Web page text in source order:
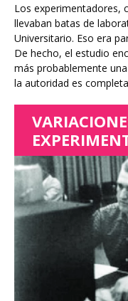
Los experimentadores,
llevaban batas de
Universitario. Eso era
De hecho, el estudio
más probablemente
la autoridad es